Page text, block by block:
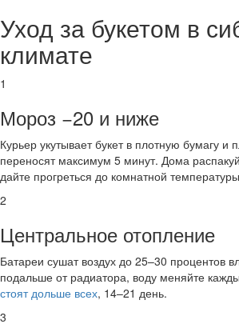
Уход за букетом в
климате
1
Мороз −20 и ниже
Курьер укутывает букет в плотную бумагу и
переносят максимум 5 минут. Дома
дайте прогреться до комнатной
2
Центральное отопление
Батареи сушат воздух до 25–30 процентов
подальше от радиатора, воду меняйте
стоят дольше всех, 14–21 день.
3